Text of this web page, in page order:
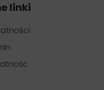
linki